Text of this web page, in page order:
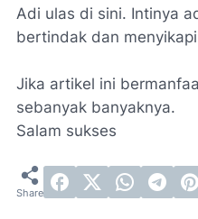
Adi ulas di sini. Intinya
bertindak dan
Jika artikel ini
sebanyak banyaknya.
Salam sukses